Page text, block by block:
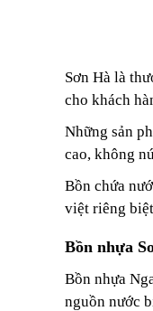
Sơn Hà là
cho khách
Những sản
cao, không
Bồn chứa
việt riêng
Bồn nhựa
Bồn nhựa
nguồn nước